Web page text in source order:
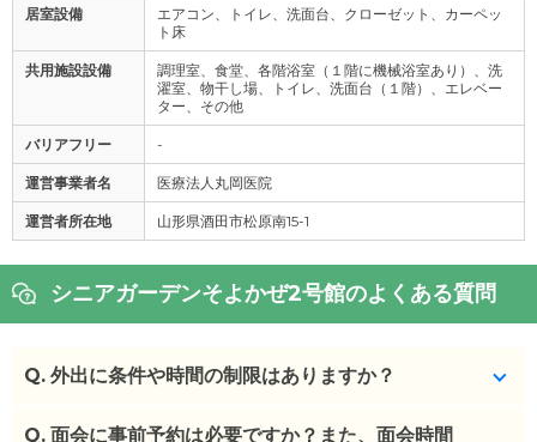
居室設備
エアコン、トイレ、洗面台、クローゼット、カーペッ
ト床
共用施設設備
調理室、食堂、各階浴室（１階に機械浴室あり）、洗
濯室、物干し場、トイレ、洗面台（１階）、エレベー
ター、その他
バリアフリー -
運営事業者名 医療法人丸岡医院
運営者所在地 山形県酒田市松原南15-1
シニアガーデンそよかぜ2号館のよくある質問
Q. 外出に条件や時間の制限はありますか？
特にないが21時に施錠しているのでそれまでに帰宅
Q. 面会に事前予約は必要ですか？また、面会時間